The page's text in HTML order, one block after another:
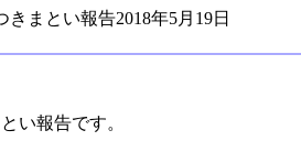
きまとい報告2018年5月19日
い報告です。